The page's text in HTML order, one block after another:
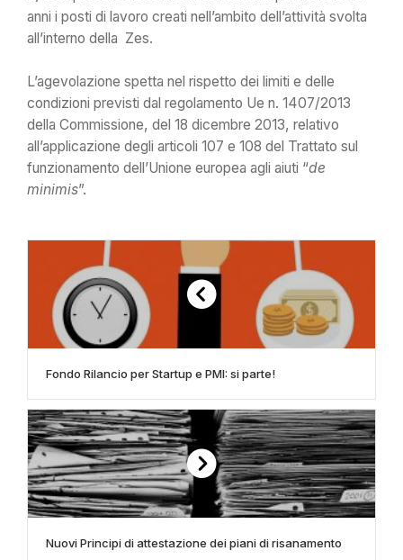
anni i posti di lavoro creati nell’ambito dell’attività svolta
all’interno della Zes.
L’agevolazione spetta nel rispetto dei limiti e delle
condizioni previsti dal regolamento Ue n. 1407/2013
della Commissione, del 18 dicembre 2013, relativo
all’applicazione degli articoli 107 e 108 del Trattato sul
funzionamento dell’Unione europea agli aiuti “de
minimis”.
Fondo Rilancio per Startup e PMI: si parte!
Nuovi Principi di attestazione dei piani di risanamento